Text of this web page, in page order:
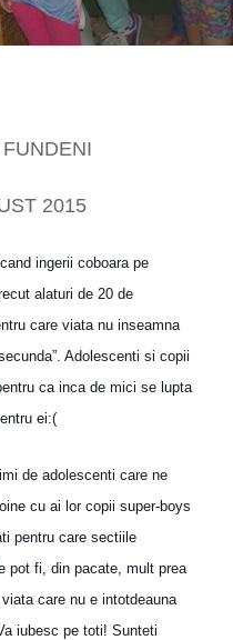
2015
ingerii coboara pe
alaturi de 20 de
care viata nu inseamna
Adolescenti si copii
ca inca de mici se lupta
ei:(
de adolescenti care ne
cu ai lor copii super-boys
pentru care sectiile
pot fi, din pacate, mult prea
care nu e intotdeauna
iubesc pe toti! Sunteti